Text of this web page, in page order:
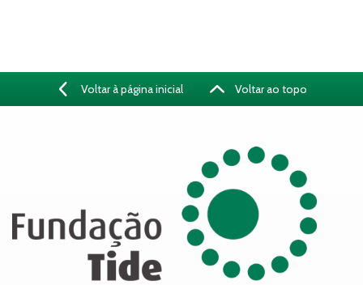
Voltar à página inicial Voltar ao topo